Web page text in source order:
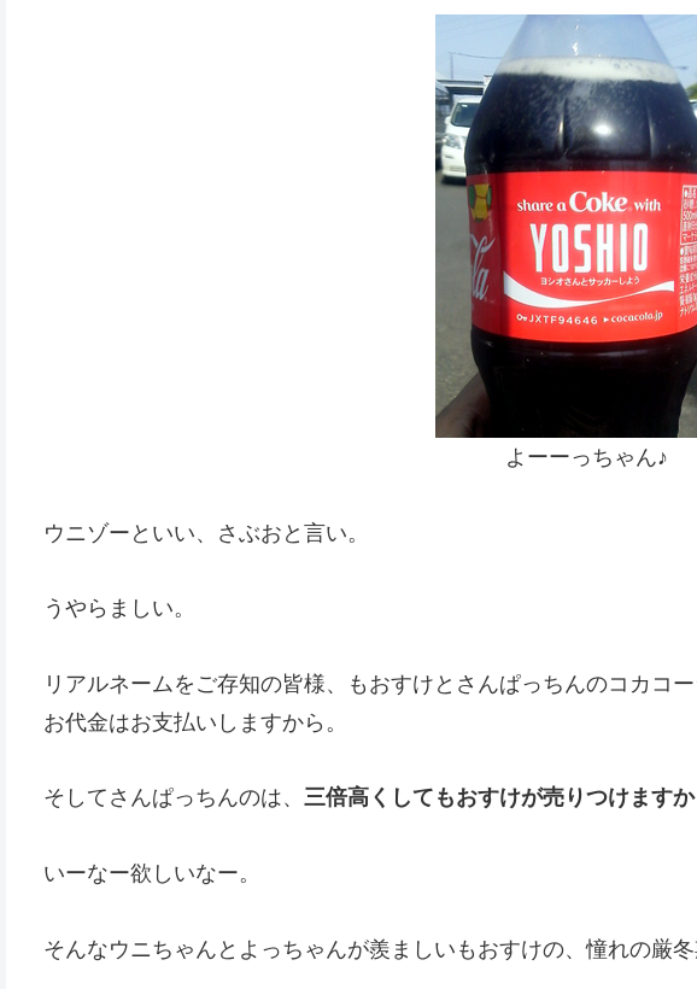
よーーっちゃん♪
ウニゾーといい、さぶおと言い。
うやらましい。
リアルネームをご存知の皆様、もおすけとさんぱっちんのコカコ
お代金はお支払いしますから。
そしてさんぱっちんのは、 三倍高くしてもおすけが売りつけますか
いーなー欲しいなー。
そんなウニちゃんとよっちゃんが羨ましいもおすけの、憧れの厳